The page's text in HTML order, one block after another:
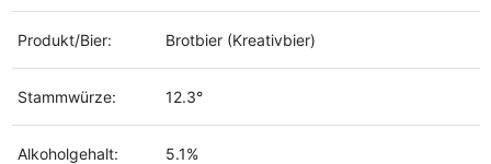
Produkt/Bier: Brotbier (Kreativbier)
Stammwürze: 12.3°
Alkoholgehalt: 5.1%